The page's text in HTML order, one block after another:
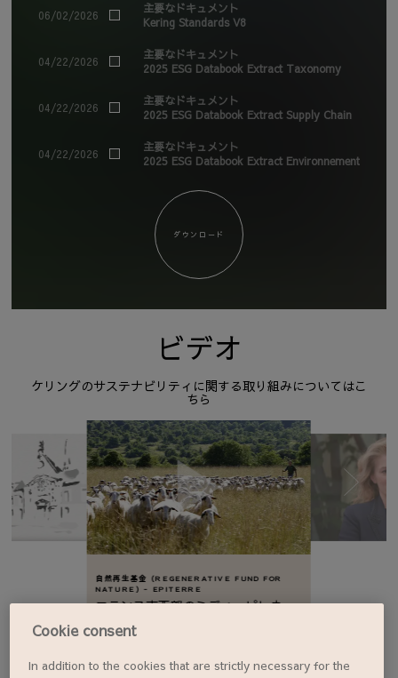
06/02/2026
主要なドキュメント
Kering Standards V8
04/22/2026
主要なドキュメント
2025 ESG Databook Extract Taxonomy
04/22/2026
主要なドキュメント
2025 ESG Databook Extract Supply Chain
04/22/2026
主要なドキュメント
2025 ESG Databook Extract Environnement
主要なドキュメント
Kering 2025 ESG Databook
レポート
Kering Guidelines For Buildings and Sites
Water Strategy
07/25/2024 ECODESIGN TOOL FOR PACKAGING ITEMS
09/13/2023
生物多様性
Biodiversity Strategy
07/24/2023
サステナビリティ戦略
Kering Sustainability Progress Report 2020-
2023
09/29/2022 Kering Standards V5
04/27/2022
レポート
Kering Environmental Profit and Loss Report
2021 (EN only)
ダウンロード
ビデオ
ケリングのサステナビリティに関する取り組みについてはこ
ちら
自然再生基金（REGENERATIVE FUND FOR
NATURE）- EPITERRE
フランス南西部のミディ・ピレネー
植生に悪影響を及ぼし、生物多様性
えています。このプロジェクトは、
自然に配慮した飼料を促進する農業
Cookie consent
In addition to the cookies that are strictly necessary for the